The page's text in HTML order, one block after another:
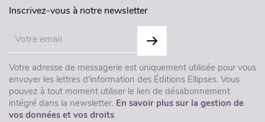
Inscrivez-vous à notre newsletter
Votre adresse de messagerie est uniquement utilisée pour vous
envoyer les lettres d'information des Éditions Ellipses. Vous
pouvez à tout moment utiliser le lien de désabonnement
intégré dans la newsletter. En savoir plus sur la gestion de
vos données et vos droits